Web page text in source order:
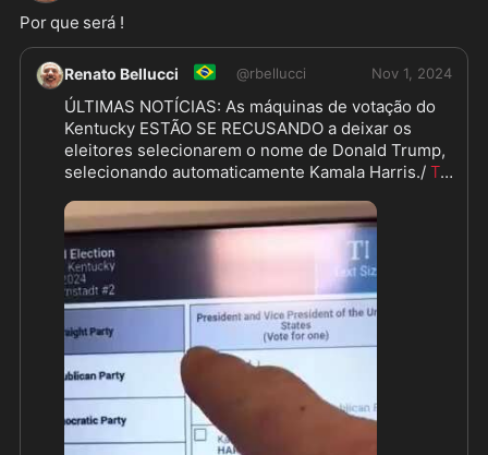
Por que será !
Renato Bellucci 🇧🇷 @rbellucci Nov 1, 2024
ÚLTIMAS NOTÍCIAS: As máquinas de votação do
Kentucky ESTÃO SE RECUSANDO a deixar os
eleitores selecionarem o nome de Donald Trump,
selecionando automaticamente Kamala Harris./ Ta